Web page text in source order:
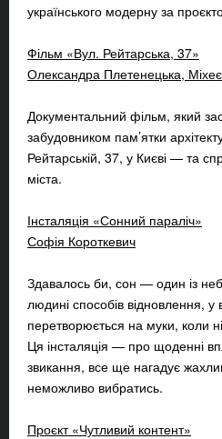
українського модерну за
Фільм «Вул. Рейтарська, 37»
Олександра Плетенецька,
Документальний фільм, який
забудовником пам’ятки
Рейтарській, 37, у Києві — та
міста.
Інсталяція «Сонний параліч»
Софія Короткевич
Здавалось би, сон — один із
людині способів відновлення, у
перетворюється на муки, коли
Ця інсталяція — про щоденні
звикання, все ще нагадує
неможливо вибратись.
Проєкт «Чутливий контент»